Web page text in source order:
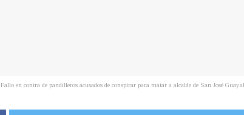
Fallo en contra de pandilleros acusados de conspirar para matar a alcalde de San José